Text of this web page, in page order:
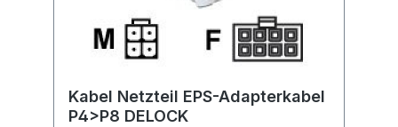
Kabel Netzteil EPS-Adapterkabel
P4>P8 DELOCK